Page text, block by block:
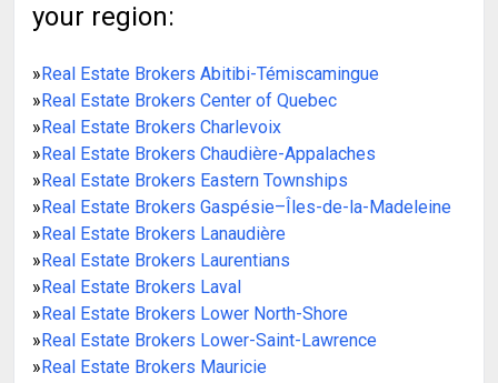
your region:
» Real Estate Brokers Abitibi-Témiscamingue
» Real Estate Brokers Center of Quebec
» Real Estate Brokers Charlevoix
» Real Estate Brokers Chaudière-Appalaches
» Real Estate Brokers Eastern Townships
» Real Estate Brokers Gaspésie–Îles-de-la-Madeleine
» Real Estate Brokers Lanaudière
» Real Estate Brokers Laurentians
» Real Estate Brokers Laval
» Real Estate Brokers Lower North-Shore
» Real Estate Brokers Lower-Saint-Lawrence
» Real Estate Brokers Mauricie